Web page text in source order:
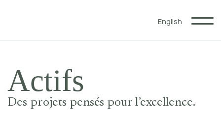
English
Expertises
Notre impact
Partenaires
Actifs
Des projets pensés pour l’excellence.